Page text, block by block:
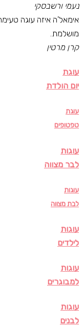
נעמי ורשבסקי
אימאל'ה איזה עוגה
מושלמת.
קרן מרטין
עוגת
יום הולדת
עוגת
טפטופים
עוגות
לבר מצווה
עוגות
לבת מצווה
עוגות
לילדים
עוגות
למבוגרים
עוגות
לבנים